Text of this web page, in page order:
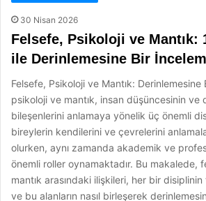
30 Nisan 2026
Felsefe, Psikoloji ve Mantık:
ile Derinlemesine Bir
Felsefe, Psikoloji ve Mantık: Derinlemesine
psikoloji ve mantık, insan düşüncesinin ve
bileşenlerini anlamaya yönelik üç önemli
bireylerin kendilerini ve çevrelerini
olurken, aynı zamanda akademik ve
önemli roller oynamaktadır. Bu makalede,
mantık arasındaki ilişkileri, her bir disiplinin
ve bu alanların nasıl birleşerek